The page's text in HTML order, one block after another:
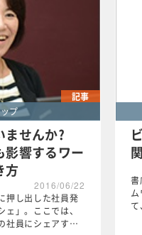
記事
プ
ませんか?
影響するワー
方
2016/06/22
押し出した社員発
」。ここでは、
社員にシェアす…
書